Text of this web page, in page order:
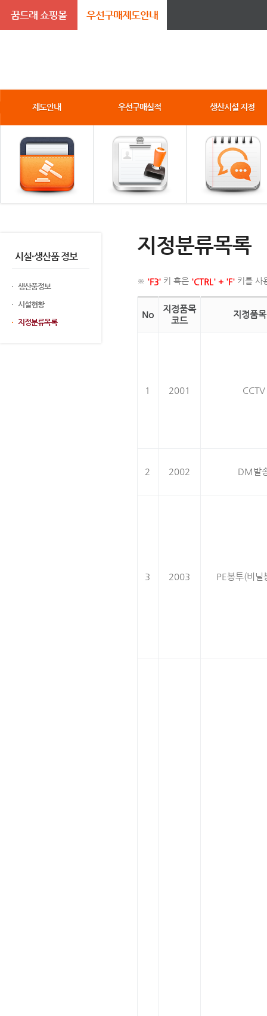
꿈드래 쇼핑몰 우선구매제도안내
제도안내 우선구매실적 생산시설 지정
시설·생산품 정보
생산품정보
시설현황
지정분류목록
지정분류목록
※ 'F3' 키 혹은 'CTRL' + 'F' 키를 사
No
지정품목
코드
지정품
1 2001 CCTV
2 2002 DM발
3 2003 PE봉투(비닐